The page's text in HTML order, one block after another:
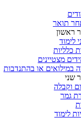
תואר
ראשון
לימוד
כלליות
מצטיינים
במילואים או בהתנדבות
שני
וקבלה
גמר
לימוד